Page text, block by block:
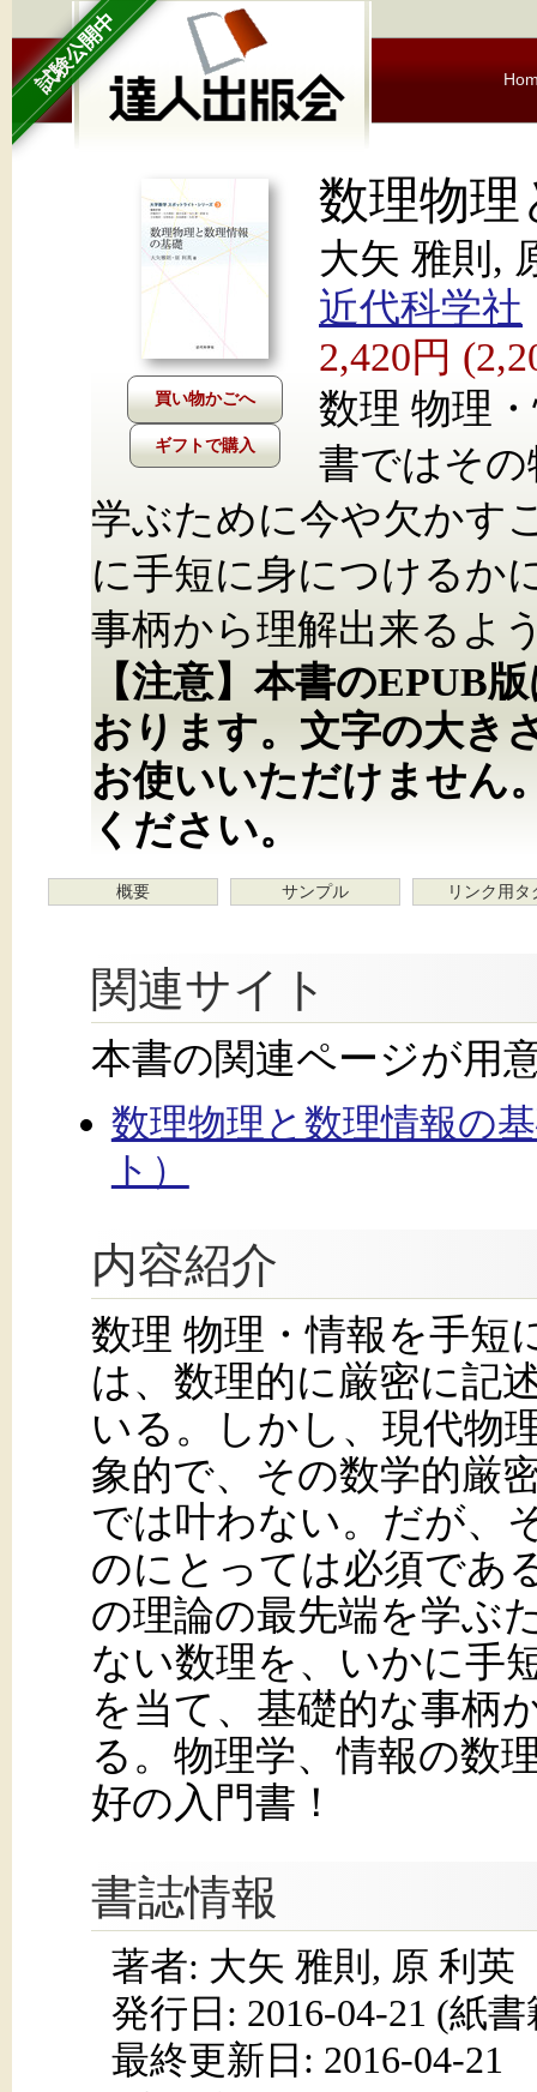
試験公開中
ギフトで購入
数理物理
大矢 雅則,
近代科学社
2,420円
数理 物理
書ではそ
学ぶために今や欠かす
に手短に身につけるか
事柄から理解出来るよ
【注意】本書のEPUB
おります。文字の大き
お使いいただけません
ください。
概要 サンプル リンク用タ
関連サイト
本書の関連ページが用
数理物理と数理情報の
ト）
内容紹介
数理 物理・情報を手短
は、数理的に厳密に記
いる。しかし、現代物
象的で、その数学的厳
では叶わない。だが、
のにとっては必須であ
の理論の最先端を学ぶ
ない数理を、いかに手
を当て、基礎的な事柄
る。物理学、情報の数
好の入門書！
書誌情報
著者: 大矢 雅則, 原 利英
発行日: 2016-04-21 (紙書
最終更新日: 2016-04-21